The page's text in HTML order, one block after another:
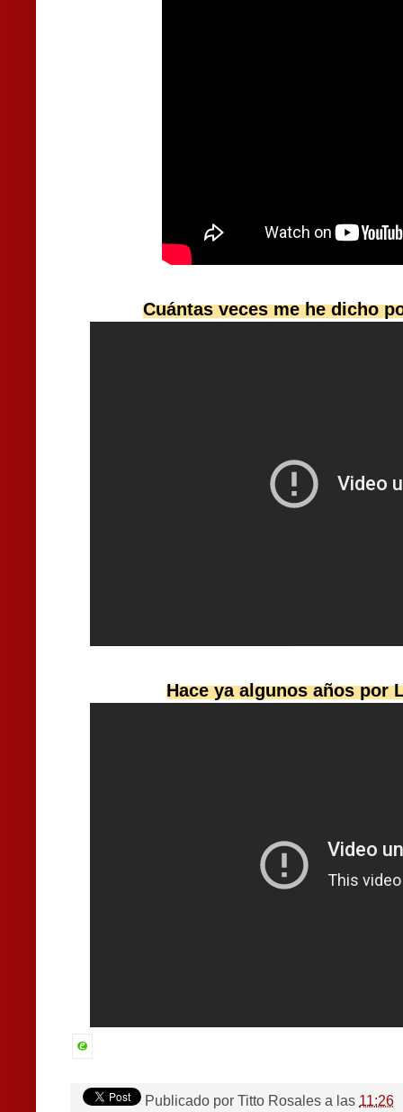
Cuántas veces me he dicho
Hace ya algunos años por
Publicado por Titto Rosales a las 11:26